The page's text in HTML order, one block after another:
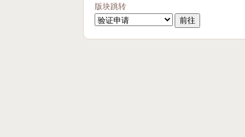
版块跳转